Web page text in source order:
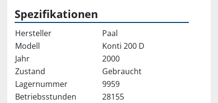
Spezifikationen
Hersteller
Paal
Modell
Konti 200 D
Jahr
2000
Zustand
Gebraucht
Lagernummer
9959
Betriebsstunden
28155